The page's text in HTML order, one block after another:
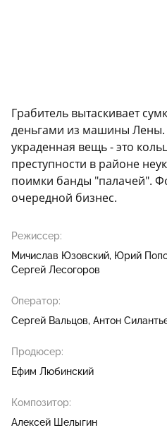
Грабитель вытаскивает
деньгами из машины Лены.
украденная вещь - это
преступности в районе
поимки банды "палачей".
очередной бизнес.
Режиссер:
Мичислав Юзовский Юрий
Сергей Лесогоров
Оператор:
Сергей Вальцов Антон
Продюсер:
Ефим Любинский
Композитор:
Алексей Шелыгин